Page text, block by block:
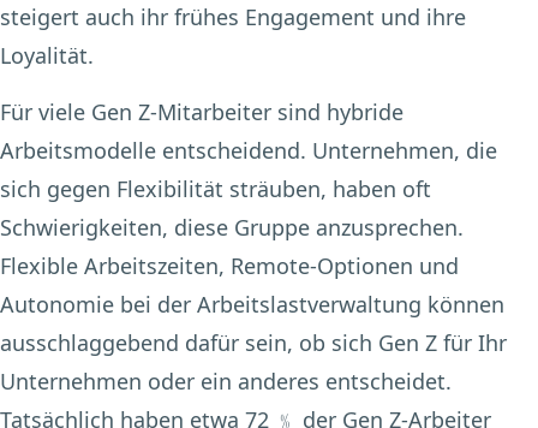
steigert auch ihr frühes Engagement und ihre
Loyalität.
Für viele Gen Z-Mitarbeiter sind hybride
Arbeitsmodelle entscheidend. Unternehmen, die
sich gegen Flexibilität sträuben, haben oft
Schwierigkeiten, diese Gruppe anzusprechen.
Flexible Arbeitszeiten, Remote-Optionen und
Autonomie bei der Arbeitslastverwaltung können
ausschlaggebend dafür sein, ob sich Gen Z für Ihr
Unternehmen oder ein anderes entscheidet.
Tatsächlich haben etwa 72 ﹪ der Gen Z-Arbeiter